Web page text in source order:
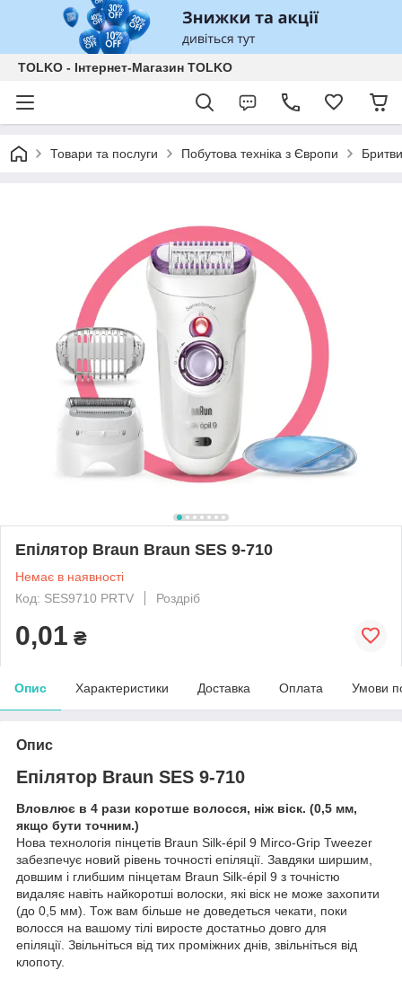
TOLKO - Інтернет-Магазин TOLKO
Товари та послуги Побутова техніка з Європи
Епілятор Braun Braun SES 9-710
Немає в наявності
Код: SES9710 PRTV
Роздріб
0,01 ₴
Опис Характеристики Доставка Оплата Умови
Опис
Епілятор Braun SES 9-710
Вловлює в 4 рази коротше волосся, ніж віск. (0,5 мм,
якщо бути точним.)
Нова технологія пінцетів Braun Silk-épil 9 Mirco-Grip Tweezer
забезпечує новий рівень точності епіляції. Завдяки ширшим,
довшим і глибшим пінцетам Braun Silk-épil 9 з точністю
видаляє навіть найкоротші волоски, які віск не може захопити
(до 0,5 мм). Тож вам більше не доведеться чекати, поки
волосся на вашому тілі виросте достатньо довго для
епіляції. Звільніться від тих проміжних днів, звільніться від
клопоту.